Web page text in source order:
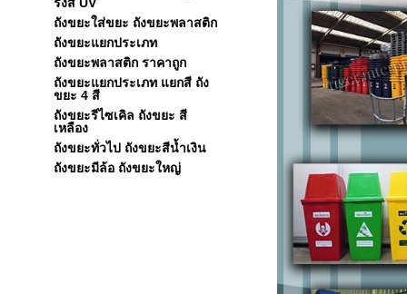
ถังขยะใส่ขยะ ถังขยะพลาสติก
ถังขยะแยกประเภท
ถังขยะพลาสติก ราคาถูก
ถังขยะแยกประเภท แยกสี ถัง
ขยะ 4 สี
ถังขยะรีไซเคิล ถังขยะ สี
เหลือง
ถังขยะทั่วไป ถังขยะสีน้ำเงิน
ถังขยะมีล้อ ถังขยะใหญ่